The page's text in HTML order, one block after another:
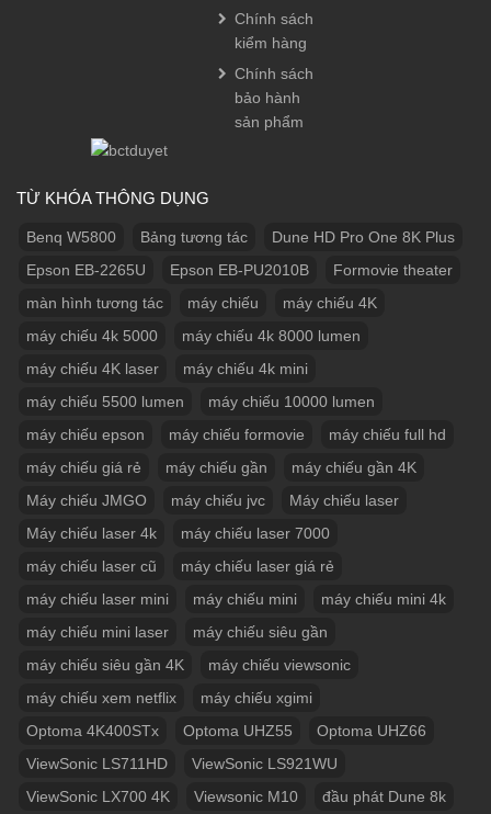
Chính sách
kiểm hàng
Chính sách
bảo hành
sản phẩm
TỪ KHÓA THÔNG DỤNG
Benq W5800 Bảng tương tác
Dune HD Pro One 8K Plus
Epson EB-2265U
Epson EB-PU2010B
Formovie theater
màn hình tương tác
máy chiếu
máy chiếu 4K
máy chiếu 4k 5000
máy chiếu 4k 8000 lumen
máy chiếu 4K laser
máy chiếu 4k mini
máy chiếu 5500 lumen
máy chiếu 10000 lumen
máy chiếu epson
máy chiếu formovie
máy chiếu full hd
máy chiếu giá rẻ
máy chiếu gần
máy chiếu gần 4K
Máy chiếu JMGO
máy chiếu jvc
Máy chiếu laser
Máy chiếu laser 4k
máy chiếu laser 7000
máy chiếu laser cũ
máy chiếu laser giá rẻ
máy chiếu laser mini
máy chiếu mini
máy chiếu mini 4k
máy chiếu mini laser
máy chiếu siêu gần
máy chiếu siêu gần 4K
máy chiếu viewsonic
máy chiếu xem netflix
máy chiếu xgimi
Optoma 4K400STx
Optoma UHZ55
Optoma UHZ66
ViewSonic LS711HD
ViewSonic LS921WU
ViewSonic LX700 4K
Viewsonic M10 đầu phát Dune 8k